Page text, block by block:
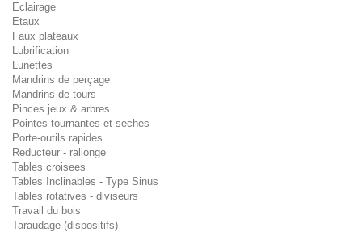
Eclairage
Etaux
Faux plateaux
Lubrification
Lunettes
Mandrins de perçage
Mandrins de tours
Pinces jeux & arbres
Pointes tournantes et seches
Porte-outils rapides
Reducteur - rallonge
Tables croisees
Tables Inclinables - Type Sinus
Tables rotatives - diviseurs
Travail du bois
Taraudage (dispositifs)